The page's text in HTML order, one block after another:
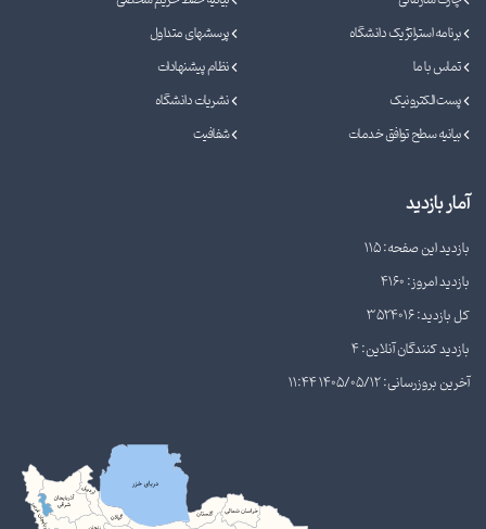
برنامه استراتژیک دانشگاه
پرسشهای متداول
تماس با ما
نظام پیشنهادات
پست الکترونیک
نشریات دانشگاه
بیانیه سطح توافق خدمات
شفافیت
آمار بازدید
بازدید این صفحه: 115
بازدید امروز: 4160
کل بازدید: 3524016
بازدید کنندگان آنلاین: 4
آخرین بروزرسانی: 1405/05/12 11:44